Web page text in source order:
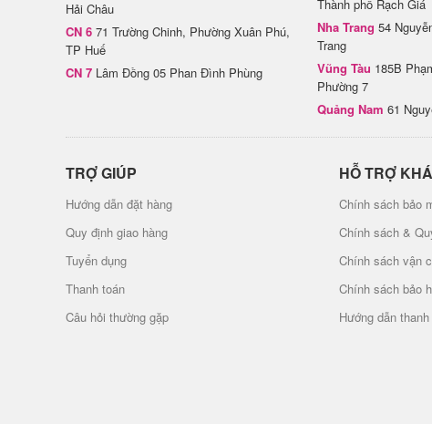
Hải Châu
CN 6 71 Trường Chinh, Phường Xuân Phú,
TP Huế
CN 7 Lâm Đồng 05 Phan Đình Phùng
Thành phố Rạch Giá
Nha Trang 54
Trang
Vũng Tàu 185B
Phường 7
Quảng Nam 61
TRỢ GIÚP
Hướng dẫn đặt hàng
Quy định giao hàng
Tuyển dụng
Thanh toán
Câu hỏi thường gặp
HỖ TRỢ
Chính sách bảo
Chính sách &
Chính sách vận
Chính sách bảo
Hướng dẫn